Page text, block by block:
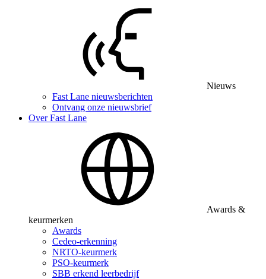
Nieuws
Fast Lane nieuwsberichten
Ontvang onze nieuwsbrief
Over Fast Lane
Awards &
keurmerken
Awards
Cedeo-erkenning
NRTO-keurmerk
PSO-keurmerk
SBB erkend leerbedrijf